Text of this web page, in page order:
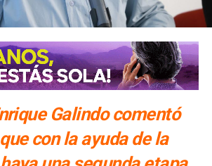
Galindo comentó
con la ayuda de la